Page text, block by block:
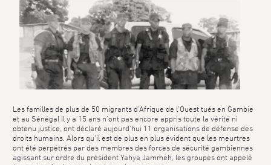
Les familles de plus de 50 migrants d’Afrique de l’Ouest tués en Gambie
et au Sénégal il y a 15 ans n’ont pas encore appris toute la vérité ni
obtenu justice, ont déclaré aujourd’hui 11 organisations de défense des
droits humains. Alors qu’il est de plus en plus évident que les meurtres
ont été perpétrés par des membres des forces de sécurité gambiennes
agissant sur ordre du président Yahya Jammeh, les groupes ont appelé